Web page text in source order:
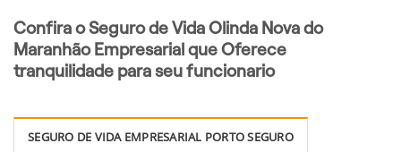
Confira o Seguro de Vida Olinda Nova do
Maranhão Empresarial que Oferece
tranquilidade para seu funcionario
SEGURO DE VIDA EMPRESARIAL PORTO SEGURO